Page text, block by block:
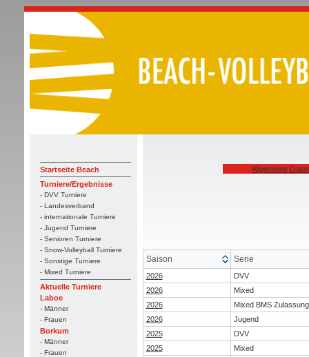
Startseite Beach
Turniere/Ergebnisse
- DVV Turniere
- Landesverband
- internationale Turniere
- Jugend Turniere
- Senioren Turniere
- Snow-Volleyball Turniere
- Sonstige Turniere
- Mixed Turniere
Aktuelle Turniere
Laboe
- Männer
- Frauen
Borkum
- Männer
- Frauen
Allgemeine
Saison Serie
2026
DVV
2026
Mixed
2026
Mixed BMS Zulassung
2026
Jugend
2025
DVV
2025
Mixed